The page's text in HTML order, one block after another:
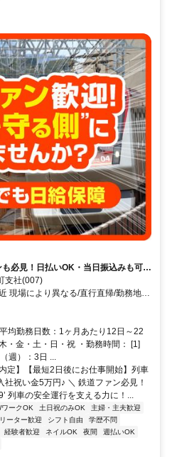
も必見！日払いOK・当日振込みも可能
支社(007)
現場により異なる/直行直帰/勤務地相
務
均勤務日数：1ヶ月あたり12日～22
・金・土・日・祝 ・勤務時間： [1]
週）：3日 ...
定】【最短2日後にお仕事開始】列車
祝い金5万円♪ ＼ 鉄道ファン必見！
列車の安全運行を支える力に！...
ークOK 土日祝のみOK
主婦・主夫歓迎
ーター歓迎 シフト自由
学歴不問
経験者歓迎 ネイルOK 夜間
週払いOK